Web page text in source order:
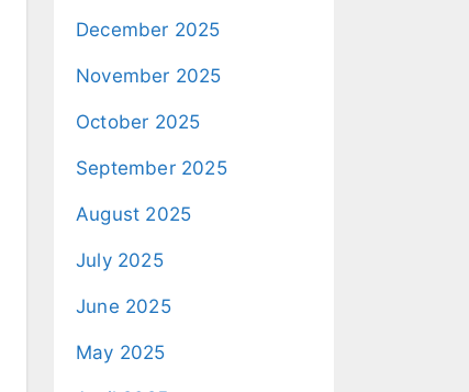
December 2025
November 2025
October 2025
September 2025
August 2025
July 2025
June 2025
May 2025